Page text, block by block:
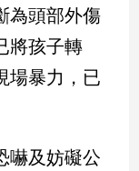
為頭部外傷
將孩子轉
場暴力，已
嚇及妨礙公